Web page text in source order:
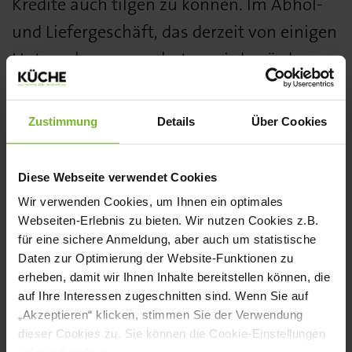
Zustimmung Details Über Cookies
Diese Webseite verwendet Cookies
Wir verwenden Cookies, um Ihnen ein optimales
Webseiten-Erlebnis zu bieten. Wir nutzen Cookies z.B.
für eine sichere Anmeldung, aber auch um statistische
Daten zur Optimierung der Website-Funktionen zu
erheben, damit wir Ihnen Inhalte bereitstellen können, die
auf Ihre Interessen zugeschnitten sind. Wenn Sie auf
„Akzeptieren“ klicken, stimmen Sie der Verwendung
dieser Cookies zu. Sie können die Cookie-Einstellungen
und Liefergeschäft, das derzeit von einigen
Unternehmen angeboten wird, würden
bereits sieben Prozent Umsatzsteuer
gelten.
Altmaier Hilfen für die durch die Corona-
Pandemie besonders
betroffene Gastronomie- und
Hotelbranche in Aussicht. Die
Gastronomie brauche "Unterstützung,
damit sie nach Abflauen der Krise auf die
Beine kommt", sagte Altmaier gegenüber